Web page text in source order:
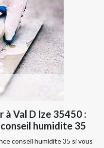
Val D Ize 35450 :
humidite 35
conseil humidite 35 si vous